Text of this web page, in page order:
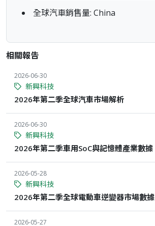
全球汽車銷售量: China
相關報告
2026-06-30
新興科技
2026年第二季全球汽車市場解析
2026-06-30
新興科技
2026年第二季車用SoC與記憶體產業數據
2026-05-28
新興科技
2026年第二季全球電動車逆變器市場數據
2026-05-27